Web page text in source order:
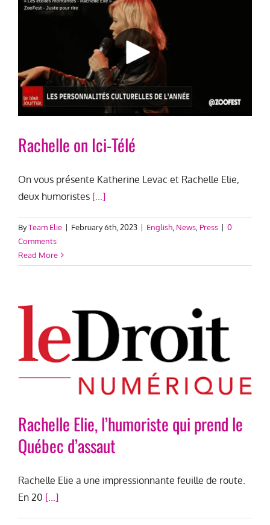
Rachelle on Ici-Télé
On vous présente Katherine Levac et Rachelle Elie,
deux humoristes [...]
ByTeam Elie | February 6th, 2023 | English News Press | 0
Comments
Read More
Rachelle Elie, l’humoriste qui prend le
Québec d’assaut
Rachelle Elie a une impressionnante feuille de route.
En 20 [...]